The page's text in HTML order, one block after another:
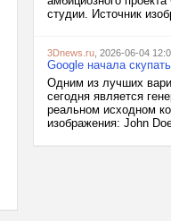
студии. Источник
3Dnews.ru , 2026-06-04
Google начала
Одним из лучших
сегодня является
реальном исходном
изображения: John